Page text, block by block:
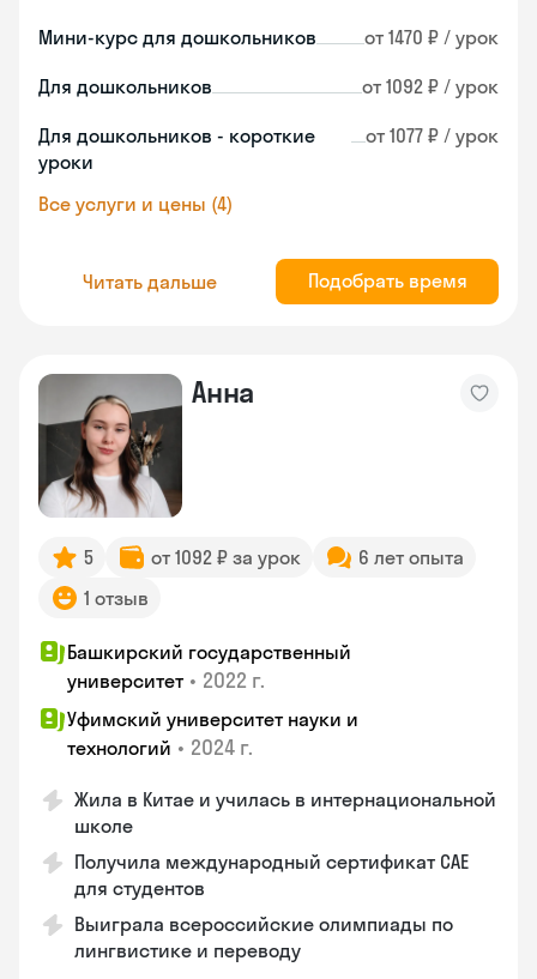
Мини-курс для дошкольников от 1470 ₽ / урок
Для дошкольников от 1092 ₽ / урок
Для дошкольников - короткие
уроки
от 1077 ₽ / урок
Все услуги и цены (4)
Читать дальше Подобрать время
Анна
5 от 1092 ₽ за урок
6 лет опыта
1 отзыв
Башкирский государственный
университет • 2022 г.
Уфимский университет науки и
технологий • 2024 г.
Жила в Китае и училась в интернациональной
школе
Получила международный сертификат CAE
для студентов
Выиграла всероссийские олимпиады по
лингвистике и переводу